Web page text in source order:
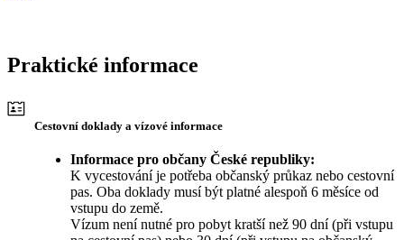
Praktické informace
Cestovní doklady a vízové informace
Informace pro občany České republiky:
K vycestování je potřeba občanský průkaz nebo cestovní
pas. Oba doklady musí být platné alespoň 6 měsíce od
vstupu do země.
Vízum není nutné pro pobyt kratší než 90 dní (při vstupu